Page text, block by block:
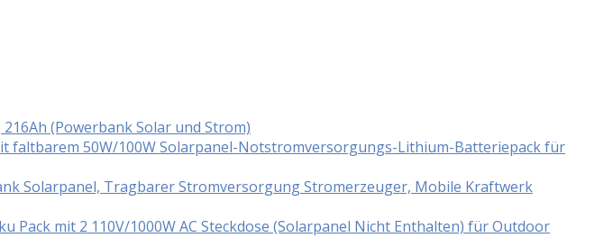
(Powerbank Solar und Strom)
faltbarem 50W/100W Solarpanel-Notstromversorgungs-Lithium-Batteriepack für
Solarpanel, Tragbarer Stromversorgung Stromerzeuger, Mobile Kraftwerk
mit 2 110V/1000W AC Steckdose (Solarpanel Nicht Enthalten) für Outdoor